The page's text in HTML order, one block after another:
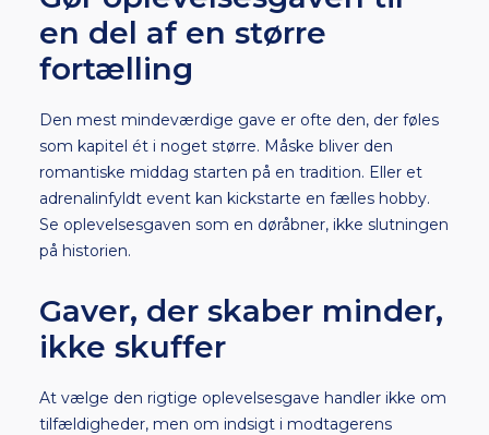
en del af en større
fortælling
Den mest mindeværdige gave er ofte den, der føles
som kapitel ét i noget større. Måske bliver den
romantiske middag starten på en tradition. Eller et
adrenalinfyldt event kan kickstarte en fælles hobby.
Se oplevelsesgaven som en døråbner, ikke slutningen
på historien.
Gaver, der skaber minder,
ikke skuffer
At vælge den rigtige oplevelsesgave handler ikke om
tilfældigheder, men om indsigt i modtagerens